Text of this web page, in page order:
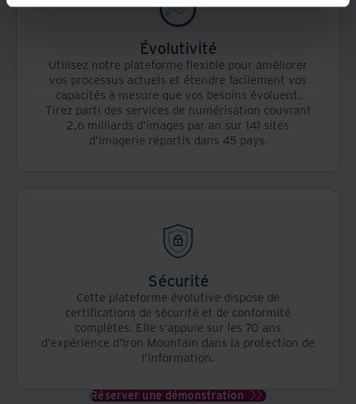
Évolutivité
Utilisez notre plateforme flexible pour améliorer
vos processus actuels et étendre facilement vos
capacités à mesure que vos besoins évoluent.
Tirez parti des services de numérisation couvrant
2,6 milliards d'images par an sur 141 sites
d'imagerie répartis dans 45 pays.
Sécurité
Cette plateforme évolutive dispose de
certifications de sécurité et de conformité
complètes. Elle s'appuie sur les 70 ans
d'expérience d'Iron Mountain dans la protection de
l'information.
Réserver une démonstration